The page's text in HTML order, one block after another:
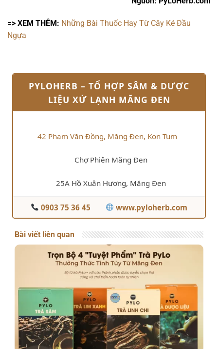
=> XEM THÊM: Những Bài Thuốc Hay Từ Cây Ké Đầu
Ngựa
PYLOHERB – TỔ HỢP SÂM & DƯỢC
LIỆU XỨ LẠNH MĂNG ĐEN
42 Phạm Văn Đồng, Măng Đen, Kon Tum
Chợ Phiên Măng Đen
25A Hồ Xuân Hương, Măng Đen
0903 75 36 45 www.pyloherb.com
Bài viết liên quan